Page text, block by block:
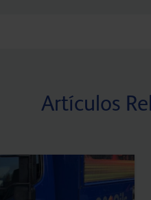
Artículos